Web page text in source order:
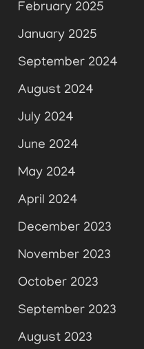
February 2025
January 2025
September 2024
August 2024
July 2024
June 2024
May 2024
April 2024
December 2023
November 2023
October 2023
September 2023
August 2023